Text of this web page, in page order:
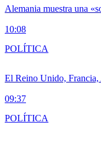
Alemania muestra una
10:08
El Reino Unido, Francia,
09:37
POLÍTICA
POLÍTICA